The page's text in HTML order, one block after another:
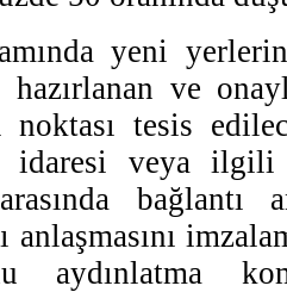
yeni
ve
noktası tesis
idaresi veya
bağlantı
anlaşmasını
aydınlatma